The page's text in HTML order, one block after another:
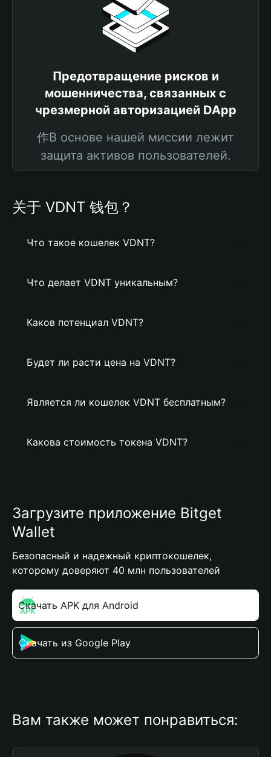
Предотвращение рисков и
мошенничества, связанных с
чрезмерной авторизацией DApp
作В основе нашей миссии лежит
защита активов пользователей.
关于 VDNT 钱包？
Что такое кошелек VDNT?
Что делает VDNT уникальным?
Каков потенциал VDNT?
Будет ли расти цена на VDNT?
Является ли кошелек VDNT бесплатным?
Какова стоимость токена VDNT?
Загрузите приложение Bitget
Wallet
Безопасный и надежный криптокошелек,
которому доверяют 40 млн пользователей
Скачать APK для Android
Скачать из Google Play
Вам также может понравиться: